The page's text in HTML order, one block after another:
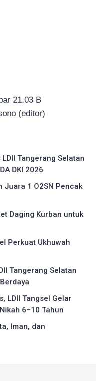
21.03 B
(editor)
Tangerang Selatan
DKI 2026
Juara 1 O2SN Pencak
Daging Kurban untuk
Perkuat Ukhuwah
Tangerang Selatan
LDII Tangsel Gelar
6–10 Tahun
Iman, dan